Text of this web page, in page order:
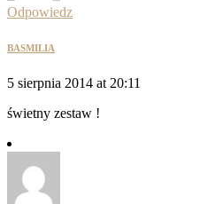
Odpowiedz
BASMILIA
5 sierpnia 2014 at 20:11
świetny zestaw !